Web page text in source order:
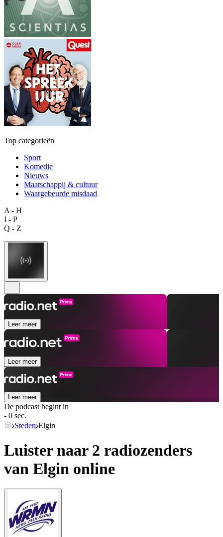
Top categorieën
Sport
Komedie
Nieuws
Maatschappij & cultuur
Waargebeurde misdaad
A - H
I - P
Q - Z
Leer meer
Leer meer
Leer meer
De podcast begint in
- 0 sec.
Steden Elgin
Luister naar 2 radiozenders
van Elgin online